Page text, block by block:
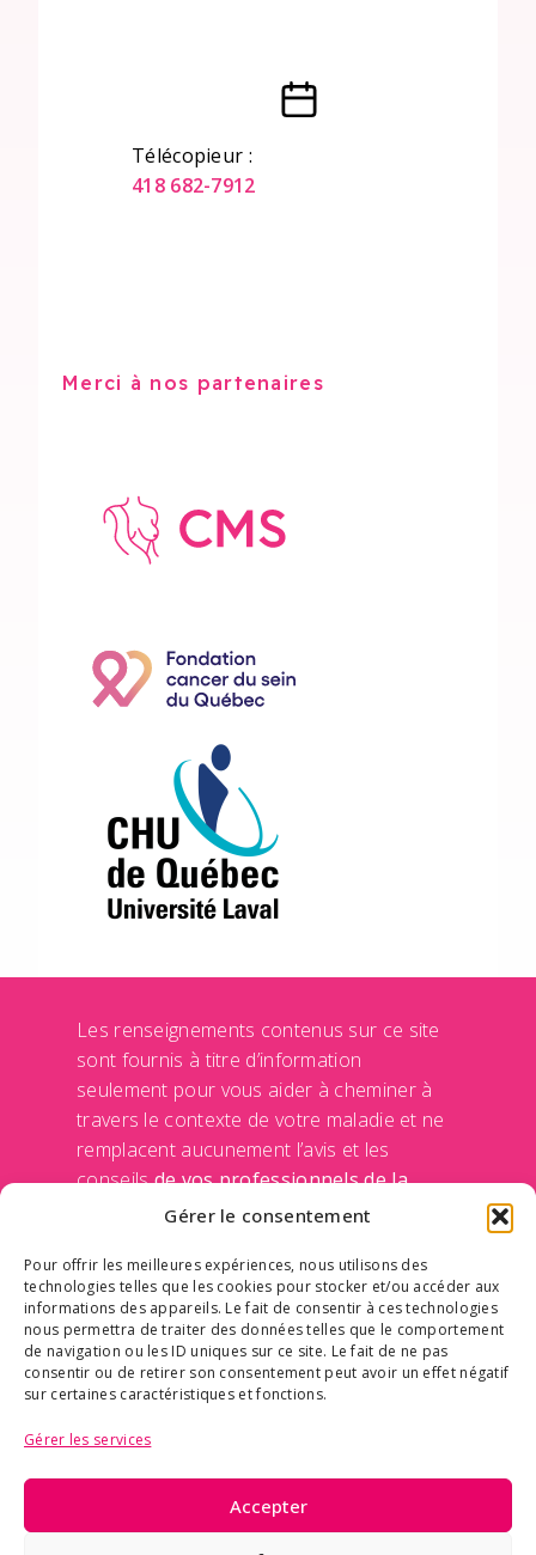
Gérer le consentement
Pour offrir les meilleures expériences, nous utilisons des
technologies telles que les cookies pour stocker et/ou accéder aux
informations des appareils. Le fait de consentir à ces technologies
nous permettra de traiter des données telles que le comportement
de navigation ou les ID uniques sur ce site. Le fait de ne pas
consentir ou de retirer son consentement peut avoir un effet négatif
sur certaines caractéristiques et fonctions.
Gérer les services
Accepter
Télécopieur :
418 682-7912
Merci à nos partenaires
Les renseignements contenus sur ce site
sont fournis à titre d’information
seulement pour vous aider à cheminer à
travers le contexte de votre maladie et ne
remplacent aucunement l’avis et les
conseilsde vos professionnels de la
de votre médecin et de votre équipe
n’engage sa responsabilité d’aucune façon
en rendant disponible ces informations sur
ce site Internet. Communiquer avec un
professionnel de la santé avant de prendre
une décision qui concerne votre
de confidentialité des données